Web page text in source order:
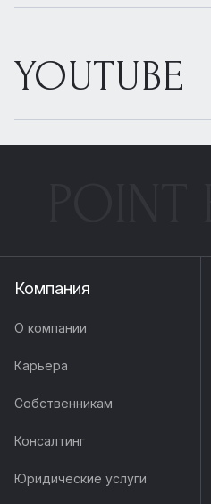
YOUTUBE
Компания
О компании
Карьера
Собственникам
Консалтинг
Юридические услуги